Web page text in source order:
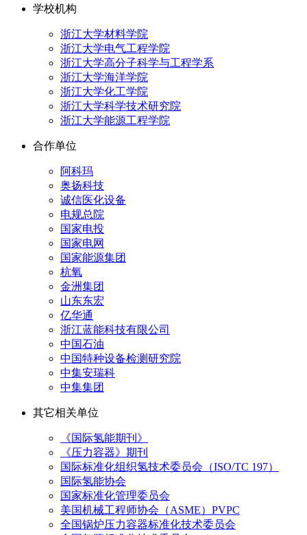
学校机构
浙江大学材料学院
浙江大学电气工程学院
浙江大学高分子科学与工程学系
浙江大学海洋学院
浙江大学化工学院
浙江大学科学技术研究院
浙江大学能源工程学院
合作单位
阿科玛
奥扬科技
诚信医化设备
电规总院
国家电投
国家电网
国家能源集团
杭氧
金洲集团
山东东宏
亿华通
浙江蓝能科技有限公司
中国石油
中国特种设备检测研究院
中集安瑞科
中集集团
其它相关单位
《国际氢能期刊》
《压力容器》期刊
国际标准化组织氢技术委员会（ISO/TC 197）
国际氢能协会
国家标准化管理委员会
美国机械工程师协会（ASME）PVPC
全国锅炉压力容器标准化技术委员会